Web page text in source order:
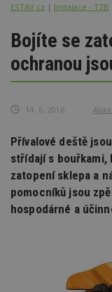
ESTAV.cz Instalace - TZB
Bojíte se
ochranou
14. 6. 2016
Přívalové deště
střídají s bouřkami,
zatopení sklepa a
pomocníků jsou
hospodárné a